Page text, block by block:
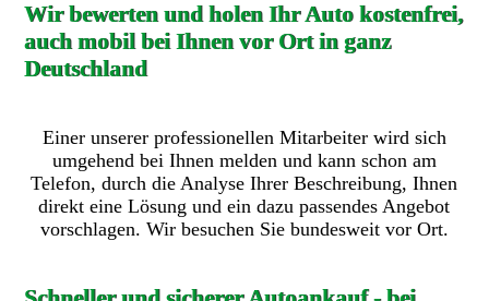
Wir bewerten und holen Ihr Auto kostenfrei,
auch mobil bei Ihnen vor Ort in ganz
Deutschland
Einer unserer professionellen Mitarbeiter wird sich
umgehend bei Ihnen melden und kann schon am
Telefon, durch die Analyse Ihrer Beschreibung, Ihnen
direkt eine Lösung und ein dazu passendes Angebot
vorschlagen. Wir besuchen Sie bundesweit vor Ort.